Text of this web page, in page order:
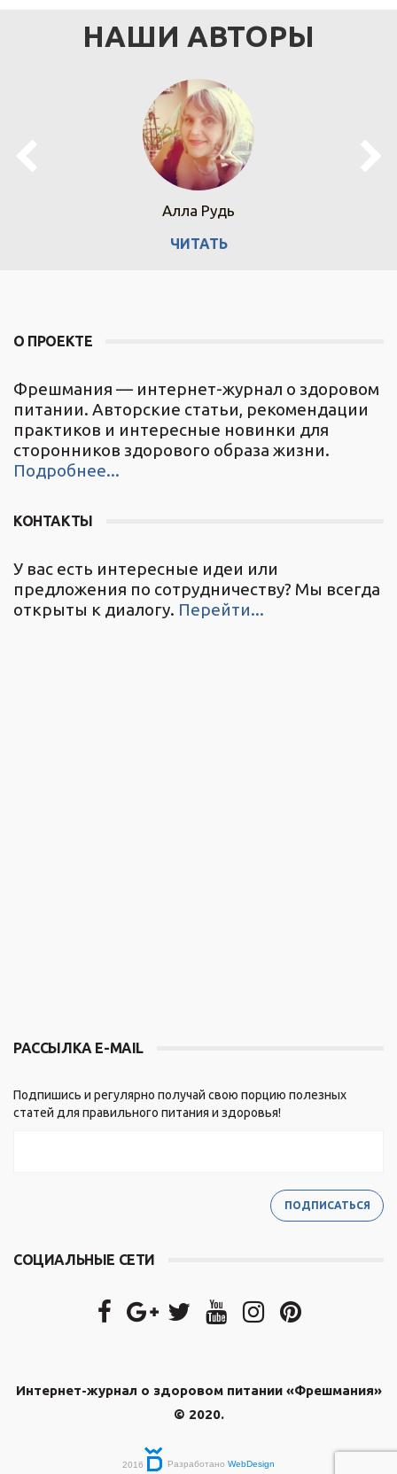
НАШИ АВТОРЫ
Алла Рудь
ЧИТАТЬ
О ПРОЕКТЕ
Фрешмания — интернет-журнал о здоровом
питании. Авторские статьи, рекомендации
практиков и интересные новинки для
сторонников здорового образа жизни.
Подробнее...
КОНТАКТЫ
У вас есть интересные идеи или
предложения по сотрудничеству? Мы всегда
открыты к диалогу. Перейти...
РАССЫЛКА E-MAIL
Подпишись и регулярно получай свою порцию полезных
статей для правильного питания и здоровья!
СОЦИАЛЬНЫЕ СЕТИ
Интернет-журнал о здоровом питании «Фрешмания»
© 2020.
2016 Разработано WebDesign